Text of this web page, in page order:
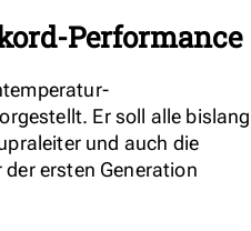
Performance
Er soll alle bislang
und auch die
ersten Generation